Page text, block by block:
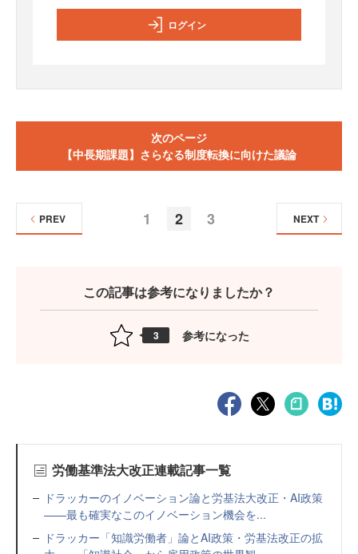
ログイン
次のページ
【中長期課題】さらなる制度転換に向けた議論
1 2 3
PREV NEXT
この記事は参考になりましたか？
3 参考になった
労働基準法大改正連載記事一覧
ドラッカーのイノベーション論と労基法大改正・AI政策
——最も確実なこのイノベーション機会を...
ドラッカー「知識労働者」論とAI政策・労基法改正の拡